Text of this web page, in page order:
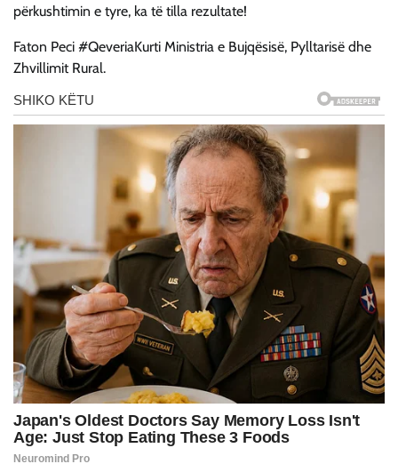
përkushtimin e tyre, ka të tilla rezultate!
Faton Peci #QeveriaKurti Ministria e Bujqësisë, Pylltarisë dhe
Zhvillimit Rural.